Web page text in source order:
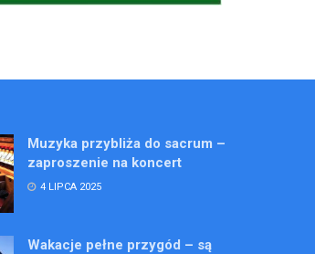
Muzyka przybliża do sacrum –
zaproszenie na koncert
4 LIPCA 2025
Wakacje pełne przygód – są